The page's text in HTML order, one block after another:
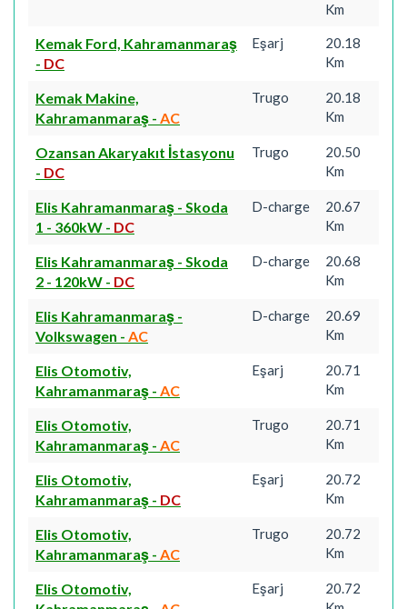
Km
Kemak Ford, Kahramanmaraş
- DC
Eşarj
20.18
Km
Kemak Makine,
Kahramanmaraş - AC
Trugo
20.18
Km
Ozansan Akaryakıt İstasyonu
- DC
Trugo
20.50
Km
Elis Kahramanmaraş - Skoda
1 - 360kW - DC
D-charge
20.67
Km
Elis Kahramanmaraş - Skoda
2 - 120kW - DC
D-charge
20.68
Km
Elis Kahramanmaraş -
Volkswagen - AC
D-charge
20.69
Km
Elis Otomotiv,
Kahramanmaraş - AC
Eşarj
20.71
Km
Elis Otomotiv,
Kahramanmaraş - AC
Trugo
20.71
Km
Elis Otomotiv,
Kahramanmaraş - DC
Eşarj
20.72
Km
Elis Otomotiv,
Kahramanmaraş - AC
Trugo
20.72
Km
Elis Otomotiv,
Eşarj
20.72